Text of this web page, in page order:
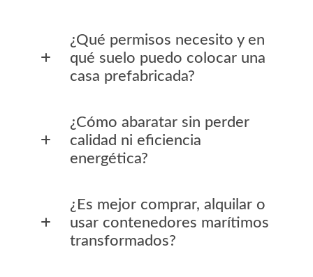
¿Qué permisos necesito y en
qué suelo puedo colocar una
casa prefabricada?
¿Cómo abaratar sin perder
calidad ni eficiencia
energética?
¿Es mejor comprar, alquilar o
usar contenedores marítimos
transformados?